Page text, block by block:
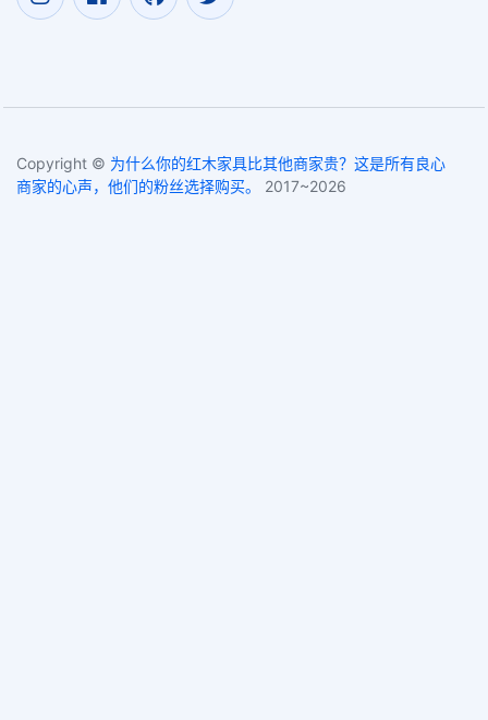
Copyright © 为什么你的红木家具比其他商家贵？这是所有良心
商家的心声，他们的粉丝选择购买。
2017~2026